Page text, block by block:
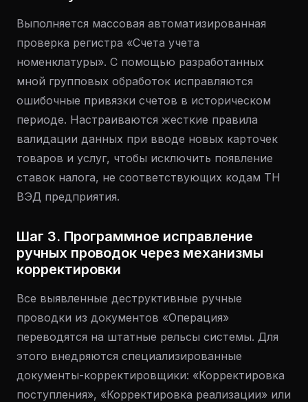
Выполняется массовая автоматизированная
проверка регистра «Счета учета
номенклатуры». С помощью разработанных
мной групповых обработок исправляются
ошибочные привязки счетов в историческом
периоде. Настраиваются жесткие правила
валидации данных при вводе новых карточек
товаров и услуг, чтобы исключить появление
ставок налога, не соответствующих кодам ТН
ВЭД предприятия.
Шаг 3. Программное исправление
ручных проводок через механизмы
корректировки
Все выявленные деструктивные ручные
проводки из документов «Операция»
переводятся на штатные рельсы системы. Для
этого внедряются специализированные
документы-корректировщики: «Корректировка
поступления», «Корректировка реализации» или